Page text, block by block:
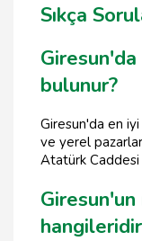
Sıkça
bulunur?
Giresun'da en
ve yerel
Atatürk Caddesi
Giresun'un